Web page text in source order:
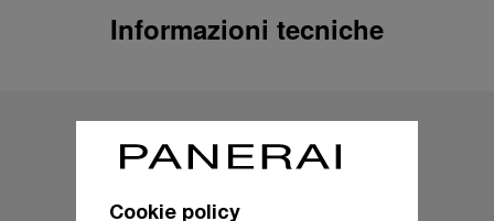
Informazioni tecniche
Cookie policy